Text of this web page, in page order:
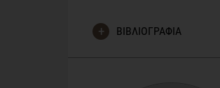
ΒΙΒΛΙΟΓΡΑΦΙΑ